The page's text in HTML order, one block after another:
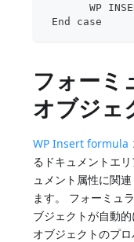
WP
End case
フォーミ
オブジェ
WP Insert formula
るドキュメントエ
ュメント属性に関
ます。 フォーミュ
ブジェクトが自動
オブジェクトのプ